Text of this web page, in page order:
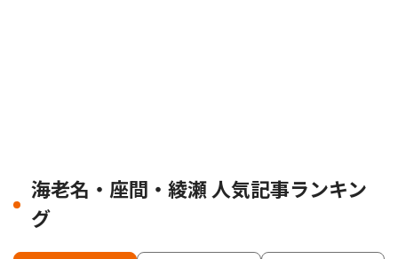
海老名・座間・綾瀬 人気記事ランキン
グ